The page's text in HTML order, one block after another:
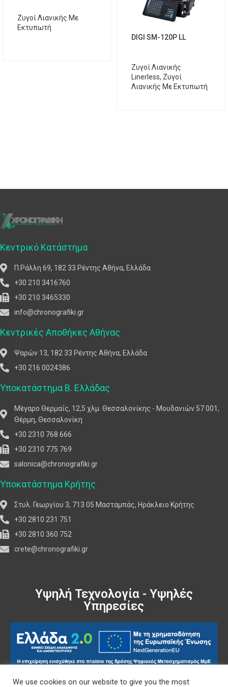
Ζυγοί Λιανικής Με
Εκτυπωτή
DIGI SM-120P LL
Ζυγοί Λιανικής
Linerless, Ζυγοί
Λιανικής Με Εκτυπωτή
Κεντρικό Κατάστημα
Π.Ράλλη 69, 182 33 Ρέντης Αθήνα, Ελλάδα
+30 210 3416760
+30 210 3465330
info@chronografiki.gr
Κεντρικές Αποθήκες Αθήνας
Ψαρών 13, 182 33 Ρέντης Αθήνα, Ελλάδα
+30 216 0024386
Υποκατάστημα Β. Ελλάδας
Μέγαρο Θερμαΐς, 12,5 χλμ. Θεσσαλονίκης - Μουδανιών 57 001,
Θέρμη, Θεσσαλονίκη
+30 2310 768 666
+30 2310 775 769
salonica@chronografiki.gr
Υποκατάστημα Κρήτης
Στυλ. Γεωργίου 3, 713 05 Μασταμπάς, Ηράκλειο Κρήτης
+30 2810 231 751
+30 2810 360 752
crete@chronografiki.gr
Υψηλή Τεχνολογία - Υψηλές
Υπηρεσίες
Πολιτική Δεδομένων
We use cookies on our website to give you the most